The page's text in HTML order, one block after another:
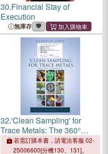
30.Financial Stay of
Execution
無庫存
32.'Clean Sampling' for
Trace Metals: The 360°
Approach
若需訂購本書，請電洽客服 02-
25006600[分機130、131]。